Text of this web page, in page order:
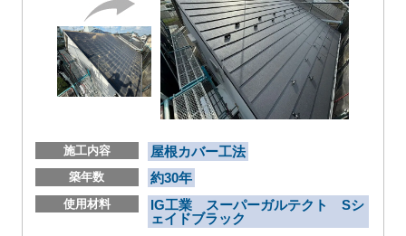
施工内容 屋根カバー工法
築年数 約30年
使用材料
IG工業 スーパーガルテクト Sシ
ェイドブラック